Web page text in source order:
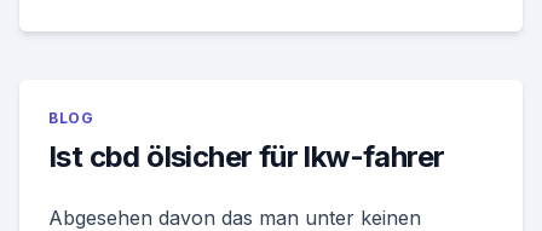
BLOG
Ist cbd ölsicher für lkw-fahrer
Abgesehen davon das man unter keinen